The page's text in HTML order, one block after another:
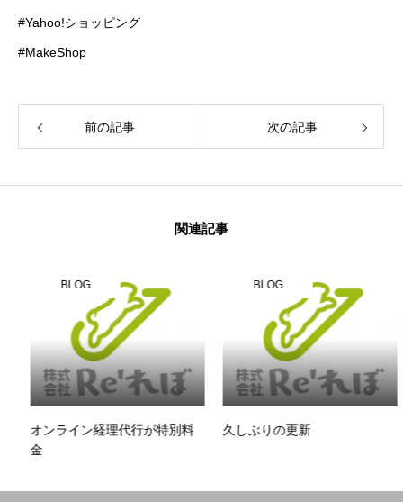
#Yahoo!ショッピング
#MakeShop
前の記事 次の記事
関連記事
BLOG
オンライン経理代行が特別料
金
BLOG
久しぶりの更新